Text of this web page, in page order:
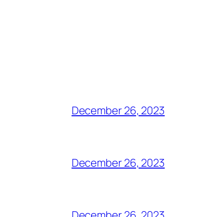
December 26, 2023
December 26, 2023